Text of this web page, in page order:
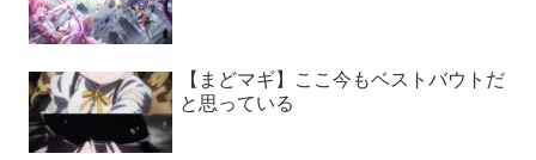
【まどマギ】ここ今もベストバウトだ
と思っている